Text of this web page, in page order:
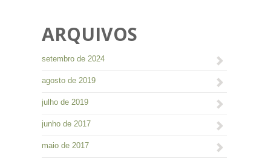
ARQUIVOS
setembro de 2024
agosto de 2019
julho de 2019
junho de 2017
maio de 2017